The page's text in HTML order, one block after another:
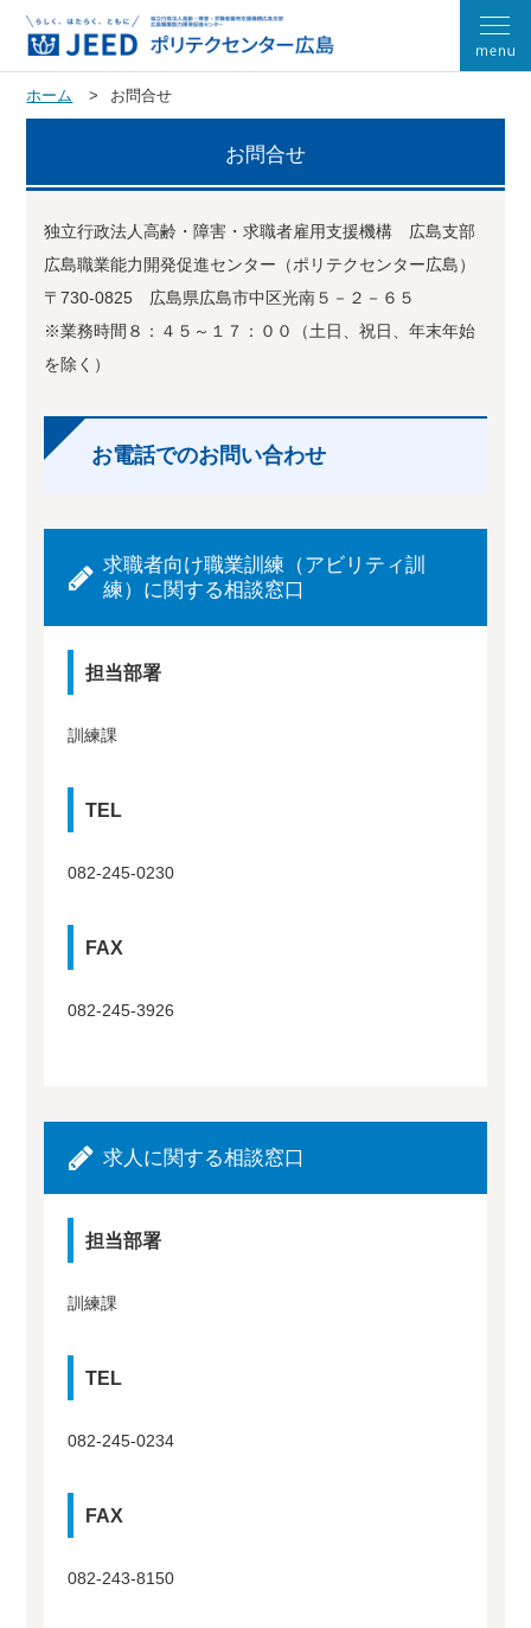
ホーム お問合せ
お問合せ
独立行政法人高齢・障害・求職者雇用支援機構 広島支部
広島職業能力開発促進センター（ポリテクセンター広島）
〒730-0825 広島県広島市中区光南５－２－６５
※業務時間８：４５～１７：００（土日、祝日、年末年始
を除く）
お電話でのお問い合わせ
求職者向け職業訓練（アビリティ訓
練）に関する相談窓口
担当部署
訓練課
TEL
082-245-0230
FAX
082-245-3926
求人に関する相談窓口
担当部署
訓練課
TEL
082-245-0234
FAX
082-243-8150